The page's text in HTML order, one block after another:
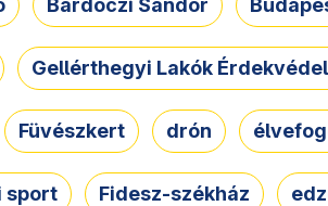
Gellérthegyi Lakók
Füvészkert drón
sport Fidesz-székház